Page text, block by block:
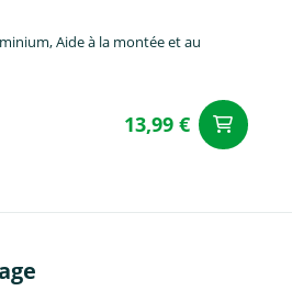
Aide à la montée et au
13,99 €